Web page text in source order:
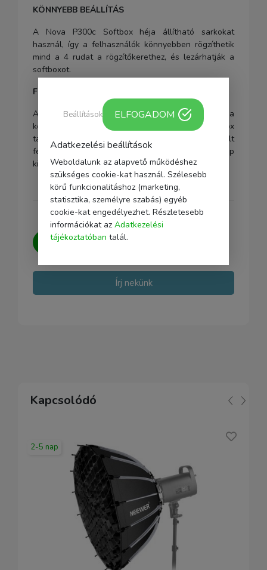
KÖNNYEBB BEÁLLÍTÁS
A Nova P300c Softbox héja állítható sarkokat
használ, így a felhasználók könnyebben rögzíthetik
mind a 4 rudat a rögzítőkerethez, és lezárhatják a
softboxot.
FÉNYVEZÉRLÉS
A lágy fény szabályozása ugyanolyan fontos, mint a
kemény fény formálása, ezért a Nova P300c Softbox
tartalmaz egy 40°-os szövetből készült
fényszabályozó rácsot a tökéletes kép
kialakításához.
Kérdésed van?
Írj nekünk
Kapcsolódó
2-5 nap
Adatkezelési beállítások
Weboldalunk az alapvető működéshez
szükséges cookie-kat használ. Szélesebb
körű funkcionalitáshoz (marketing,
statisztika, személyre szabás) egyéb
cookie-kat engedélyezhet. Részletesebb
információkat az Adatkezelési
tájékoztatóban talál.
Beállítások ELFOGADOM